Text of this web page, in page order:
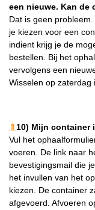
een nieuwe. Kan de
Dat is geen
je kiezen voor een
indient krijg je de
bestellen. Bij het
vervolgens een
Wisselen op zaterdag
⇑10) Mijn container
Vul het
voeren. De link naar
bevestigingsmail die
het invullen van het
kiezen. De container
afgevoerd. Afvoeren